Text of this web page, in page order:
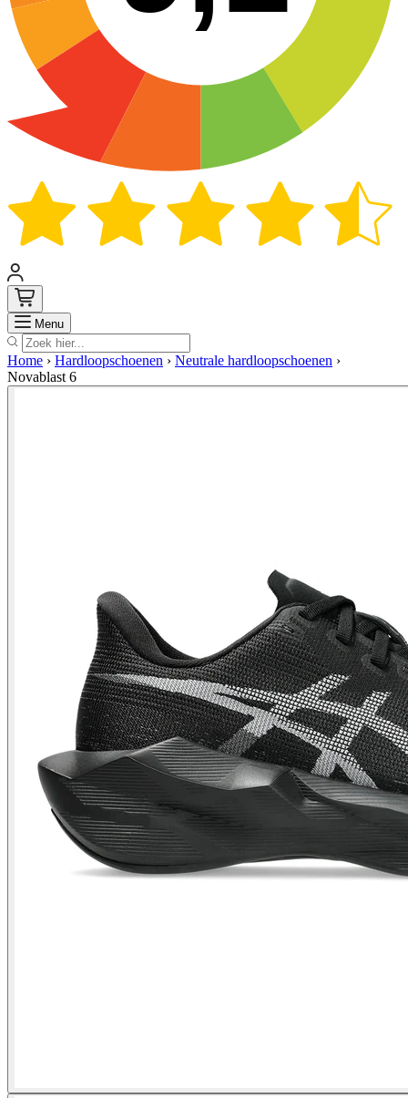
Menu Zoek
Home › Hardloopschoenen › Neutrale hardloopschoenen ›
Novablast 6